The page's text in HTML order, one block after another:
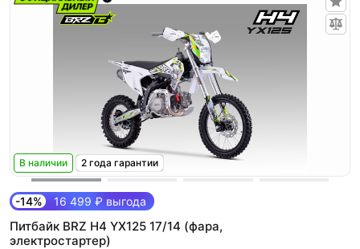
В наличии 2 года гарантии
-14% 16 499 ₽ выгода
Питбайк BRZ H4 YX125 17/14 (фара,
электростартер)